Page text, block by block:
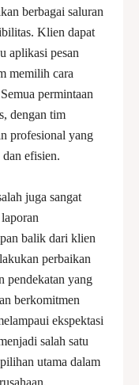
berbagai saluran
Klien dapat
aplikasi pesan
memilih cara
permintaan
dengan tim
profesional yang
efisien.
juga sangat
balik dari klien
perbaikan
pendekatan yang
berkomitmen
ekspektasi
salah satu
utama dalam